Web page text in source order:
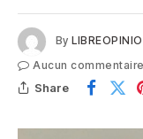
By
Aucun commentaire
Share